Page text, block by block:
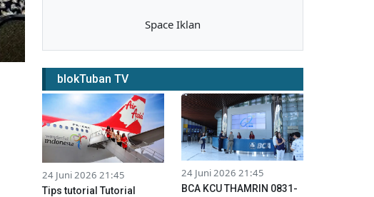
Space Iklan
blokTuban TV
24 Juni 2026 21:45
Tips tutorial Tutorial
24 Juni 2026 21:45
BCA KCU THAMRIN 0831-